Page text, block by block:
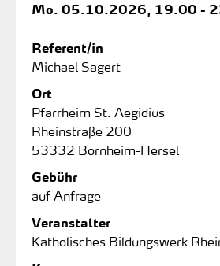
Mo. 05.10.2026, 19.00 -
Referent/in
Michael Sagert
Ort
Pfarrheim St. Aegidius
Rheinstraße 200
53332 Bornheim-Hersel
Gebühr
auf Anfrage
Veranstalter
Katholisches Bildungswerk